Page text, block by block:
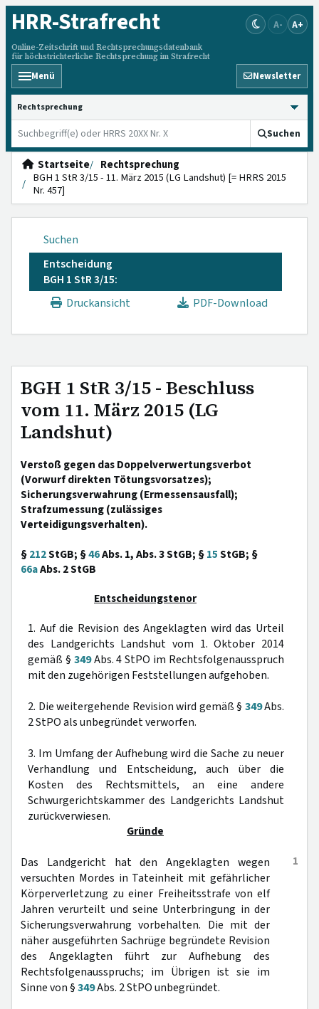
HRR-Strafrecht
Online-Zeitschrift und Rechtsprechungsdatenbank
für höchstrichterliche Rechtsprechung im Strafrecht
A- A+
Menü Newsletter
HRRS durchsuchen
Suchen
Startseite
Rechtsprechung
BGH 1 StR 3/15 - 11. März 2015 (LG Landshut) [= HRRS 2015
Nr. 457]
Suchen
Entscheidung
BGH 1 StR 3/15:
Druckansicht
PDF-Download
BGH 1 StR 3/15 - Beschluss
vom 11. März 2015 (LG
Landshut)
Verstoß gegen das Doppelverwertungsverbot
(Vorwurf direkten Tötungsvorsatzes);
Sicherungsverwahrung (Ermessensausfall);
Strafzumessung (zulässiges
Verteidigungsverhalten).
§212StGB; §46Abs. 1, Abs. 3 StGB; §15StGB; §
66aAbs. 2 StGB
Entscheidungstenor
1. Auf die Revision des Angeklagten wird das Urteil
des Landgerichts Landshut vom 1. Oktober 2014
gemäß § 349Abs. 4 StPO im Rechtsfolgenausspruch
mit den zugehörigen Feststellungen aufgehoben.
2. Die weitergehende Revision wird gemäß § 349Abs.
2 StPO als unbegründet verworfen.
3. Im Umfang der Aufhebung wird die Sache zu neuer
Verhandlung und Entscheidung, auch über die
Kosten des Rechtsmittels, an eine andere
Schwurgerichtskammer des Landgerichts Landshut
zurückverwiesen.
Gründe
1
Das Landgericht hat den Angeklagten wegen
versuchten Mordes in Tateinheit mit gefährlicher
Körperverletzung zu einer Freiheitsstrafe von elf
Jahren verurteilt und seine Unterbringung in der
Sicherungsverwahrung vorbehalten. Die mit der
näher ausgeführten Sachrüge begründete Revision
des Angeklagten führt zur Aufhebung des
Rechtsfolgenausspruchs; im Übrigen ist sie im
Sinne von §349Abs. 2 StPO unbegründet.